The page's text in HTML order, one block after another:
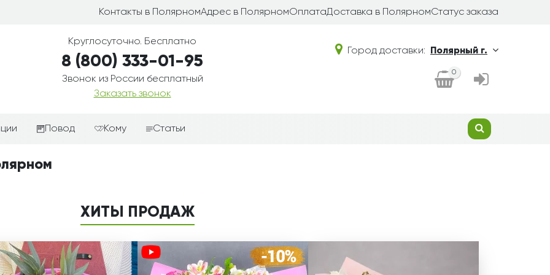
Контакты в ПолярномАдрес в ПолярномОплатаДоставка в ПолярномСтатус заказа
Круглосуточно. Бесплатно
8 (800) 333-01-95
Звонок из России бесплатный
Заказать звонок
Город доставки: Полярный г.
0
корзины
корзины
Повод
День рождения
Любовь
Просто так
Кому
Мужчине
Папе
Статьи
ХИТЫ ПРОДАЖ